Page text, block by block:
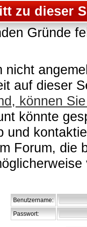
zu dieser
Gründe
nicht
auf dieser
können
könnte
und
Forum, die
Benutzername:
Passwort: